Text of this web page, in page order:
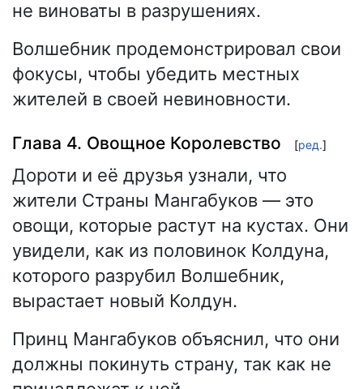
не виноваты в разрушениях.
Волшебник продемонстрировал свои
фокусы, чтобы убедить местных
жителей в своей невиновности.
Глава 4. Овощное Королевство [ред.]
Дороти и её друзья узнали, что
жители Страны Мангабуков — это
овощи, которые растут на кустах. Они
увидели, как из половинок Колдуна,
которого разрубил Волшебник,
вырастает новый Колдун.
Принц Мангабуков объяснил, что они
должны покинуть страну, так как не